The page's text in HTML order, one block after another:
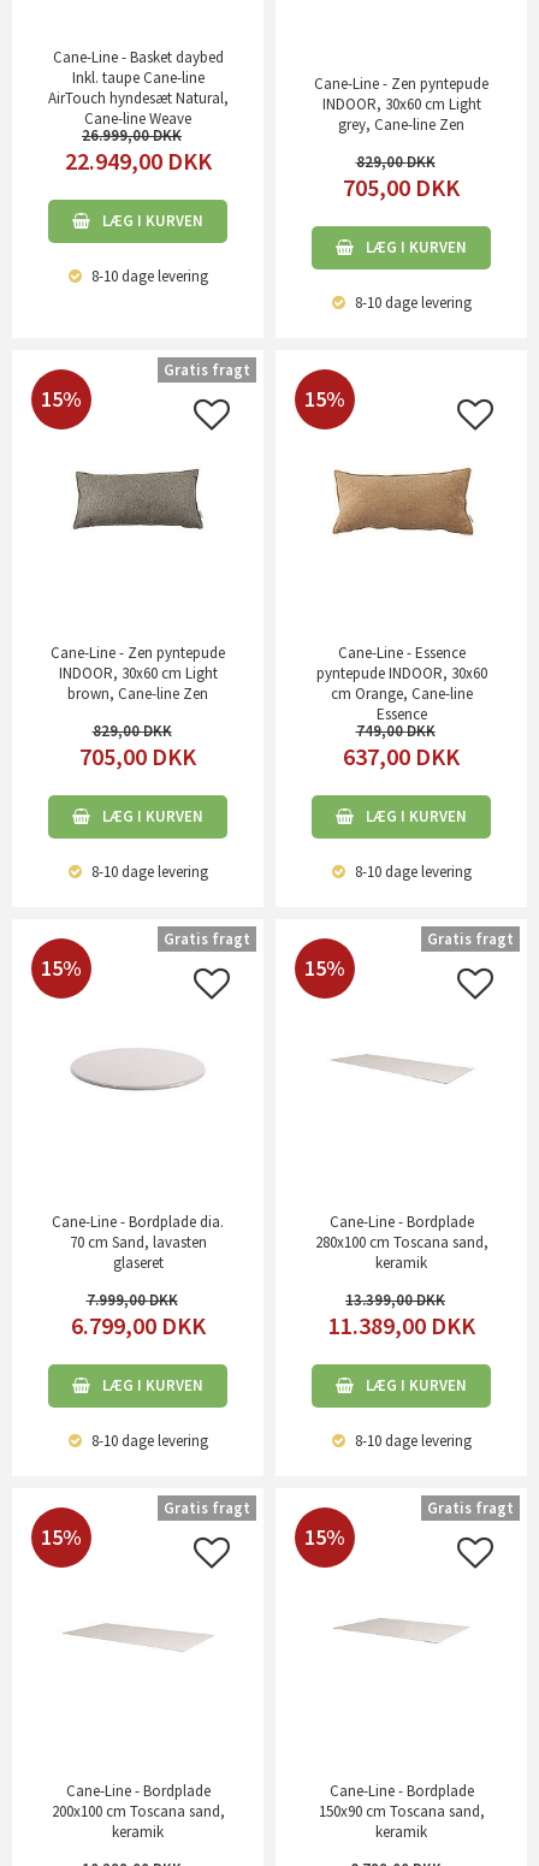
Cane-Line - Basket daybed
Inkl. taupe Cane-line
AirTouch hyndesæt Natural,
Cane-line Weave
26.999,00
22.949,00 DKK
LÆG I KURVEN
8-10 dagelevering
Cane-Line - Zen pyntepude
INDOOR, 30x60 cm Light
grey, Cane-line Zen
829,00
705,00 DKK
LÆG I KURVEN
8-10 dagelevering
15%
Cane-Line - Zen pyntepude
INDOOR, 30x60 cm Light
brown, Cane-line Zen
829,00
705,00 DKK
LÆG I KURVEN
8-10 dagelevering
Gratis fragt
15%
Cane-Line - Essence
pyntepude INDOOR, 30x60
cm Orange, Cane-line
Essence
749,00
637,00 DKK
LÆG I KURVEN
8-10 dagelevering
15%
Cane-Line - Bordplade dia.
70 cm Sand, lavasten
glaseret
7.999,00
6.799,00 DKK
LÆG I KURVEN
8-10 dagelevering
Gratis fragt
15%
Cane-Line - Bordplade
280x100 cm Toscana sand,
keramik
13.399,00
11.389,00 DKK
LÆG I KURVEN
8-10 dagelevering
Gratis fragt
15%
Cane-Line - Bordplade
200x100 cm Toscana sand,
keramik
Gratis fragt
15%
Cane-Line - Bordplade
150x90 cm Toscana sand,
keramik
Gratis fragt